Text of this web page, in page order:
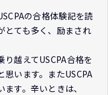
の合格体験記を読
とても多く、励まされ
越えてUSCPA合格を
います。またUSCPA
す。辛いときは、